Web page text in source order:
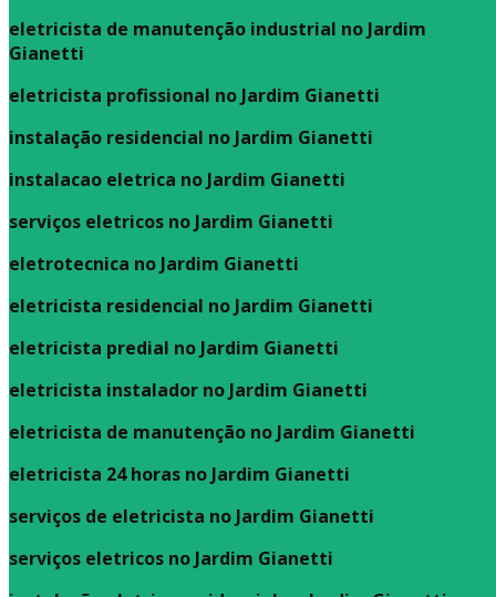
eletricista de manutenção industrial no Jardim
Gianetti
eletricista profissional no Jardim Gianetti
instalação residencial no Jardim Gianetti
instalacao eletrica no Jardim Gianetti
serviços eletricos no Jardim Gianetti
eletrotecnica no Jardim Gianetti
eletricista residencial no Jardim Gianetti
eletricista predial no Jardim Gianetti
eletricista instalador no Jardim Gianetti
eletricista de manutenção no Jardim Gianetti
eletricista 24 horas no Jardim Gianetti
serviços de eletricista no Jardim Gianetti
serviços eletricos no Jardim Gianetti